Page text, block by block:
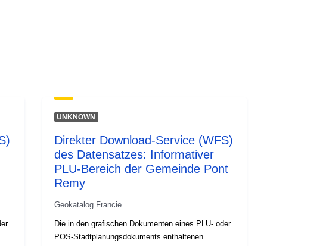
UNKNOWN
Direkter Download-Service (WFS)
des Datensatzes: Informativer
PLU-Bereich der Gemeinde Pont
Remy
Geokatalog Francie
Die in den grafischen Dokumenten eines PLU- oder
POS-Stadtplanungsdokuments enthaltenen